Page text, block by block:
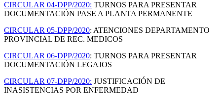
CIRCULAR 04-DPP/2020: TURNOS PARA PRESENTAR
DOCUMENTACIÓN PASE A PLANTA PERMANENTE
CIRCULAR 05-DPP/2020: ATENCIONES DEPARTAMENTO
PROVINCIAL DE REC. MEDICOS
CIRCULAR 06-DPP/2020: TURNOS PARA PRESENTAR
DOCUMENTACIÓN LEGAJOS
CIRCULAR 07-DPP/2020: JUSTIFICACIÓN DE
INASISTENCIAS POR ENFERMEDAD